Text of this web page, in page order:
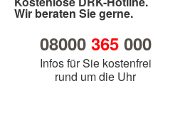
Wir beraten Sie gerne.
08000 365000
Infos für Sie kostenfrei
rund um die Uhr